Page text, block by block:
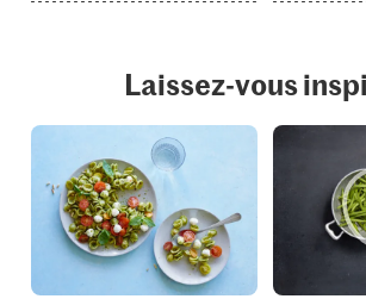
Laissez-vous